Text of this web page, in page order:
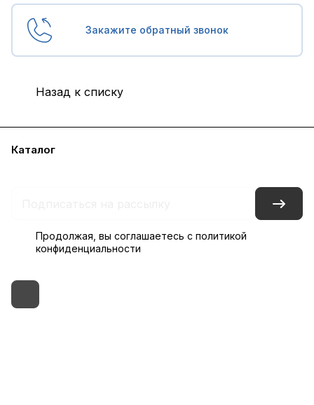
Закажите обратный звонок
Назад к списку
Каталог
Продолжая, вы соглашаетесь с политикой
конфиденциальности